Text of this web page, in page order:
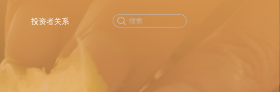
投资者关系